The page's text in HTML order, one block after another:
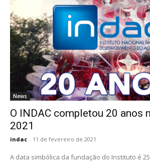
News
O INDAC completou 20 anos
2021
indac - 11 de fevereiro de 2021
A data simbólica da fundação do Instituto é